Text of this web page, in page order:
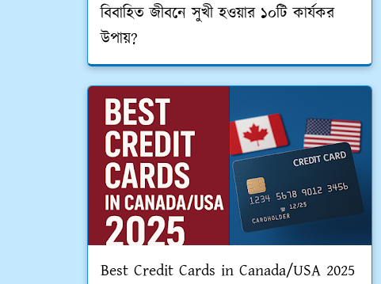
বিবাহিত জীবনে সুখী হওয়ার ১০টি কার্যকর
উপায়?
Best Credit Cards in Canada/USA 2025